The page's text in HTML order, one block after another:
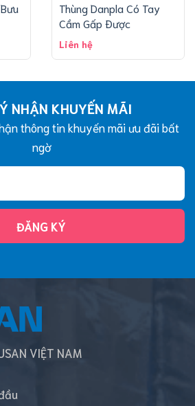
Thùng Danpla Có Tay
Cầm Gấp Được
Liên hệ
NHẬN KHUYẾN MÃI
thông tin khuyến mãi ưu đãi bất
ngờ
ĐĂNG KÝ
VIỆT NAM